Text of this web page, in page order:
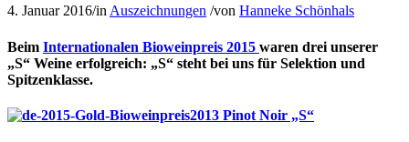
4. Januar 2016/in Auszeichnungen /von Hanneke Schönhals
Beim Internationalen Bioweinpreis 2015 waren drei unserer
„S“ Weine erfolgreich: „S“ steht bei uns für Selektion und
Spitzenklasse.
2013 Pinot Noir „S“